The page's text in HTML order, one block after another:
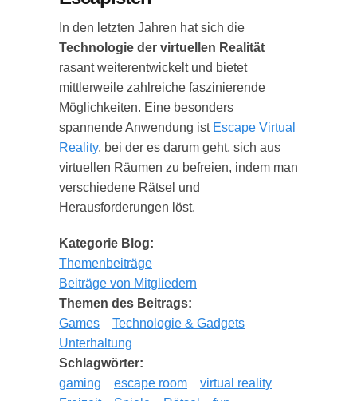
In den letzten Jahren hat sich die
Technologie der virtuellen Realität
rasant weiterentwickelt und bietet
mittlerweile zahlreiche faszinierende
Möglichkeiten. Eine besonders
spannende Anwendung ist Escape Virtual
Reality, bei der es darum geht, sich aus
virtuellen Räumen zu befreien, indem man
verschiedene Rätsel und
Herausforderungen löst.
Kategorie Blog:
Themenbeiträge
Beiträge von Mitgliedern
Themen des Beitrags:
Games
Technologie & Gadgets
Unterhaltung
Schlagwörter:
gaming
escape room
virtual reality